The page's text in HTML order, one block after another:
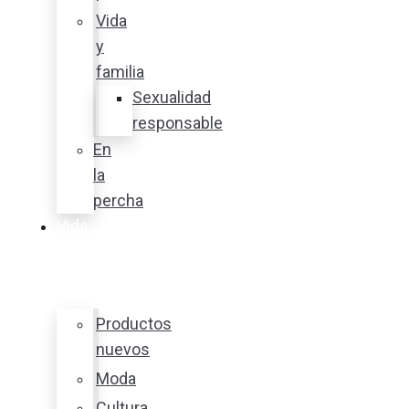
Vida
y
familia
Sexualidad
responsable
En
la
percha
Productos
nuevos
Moda